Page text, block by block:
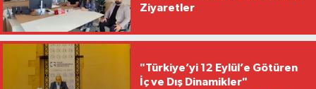
Ziyaretler
"Türkiye’yi 12 Eylül’e Götüren
İç ve Dış Dinamikler"